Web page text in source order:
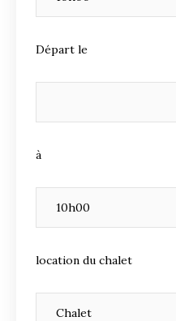
Départ le
à
location du chalet